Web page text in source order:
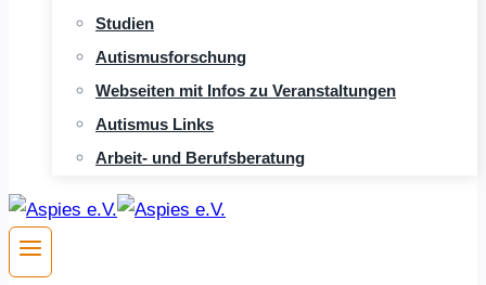
Studien
Autismusforschung
Webseiten mit Infos zu Veranstaltungen
Autismus Links
Arbeit- und Berufsberatung